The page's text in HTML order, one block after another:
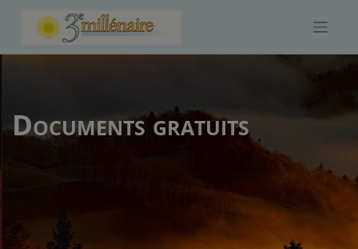
Documents gratuits